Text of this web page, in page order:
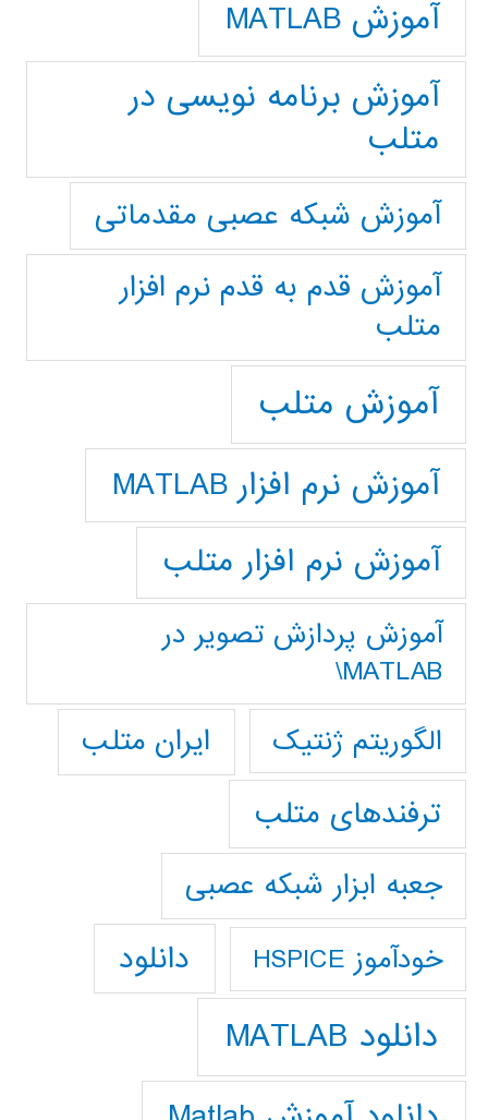
آموزش MATLAB
آموزش برنامه نویسی در
متلب
آموزش شبکه عصبی مقدماتی
آموزش قدم به قدم نرم افزار
متلب
آموزش متلب
آموزش نرم افزار MATLAB
آموزش نرم افزار متلب
آموزش پردازش تصوير در
MATLAB\
الگوریتم ژنتیک
ایران متلب
ترفندهای متلب
جعبه ابزار شبکه عصبی
خودآموز HSPICE دانلود
دانلود MATLAB